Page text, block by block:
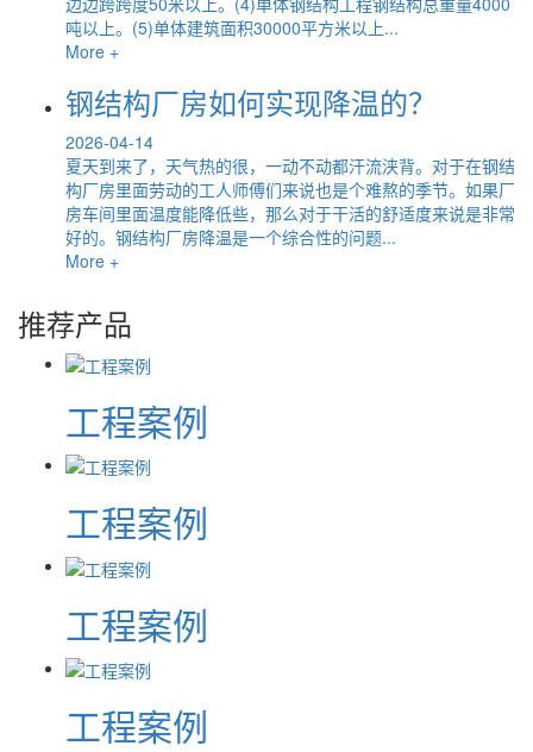
吨以上。(5)单体建筑面积30000平方米以上...
More +
钢结构厂房如何实现降温的？
2026-04-14
夏天到来了，天气热的很，一动不动都汗流浃背。对于在钢结
构厂房里面劳动的工人师傅们来说也是个难熬的季节。如果厂
房车间里面温度能降低些，那么对于干活的舒适度来说是非常
好的。钢结构厂房降温是一个综合性的问题...
More +
推荐产品
工程案例
工程案例
工程案例
工程案例